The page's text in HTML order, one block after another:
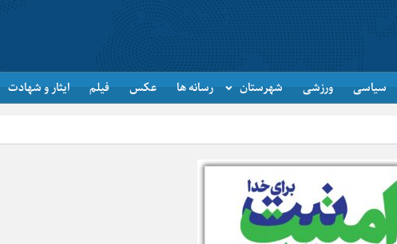
سیاسی ورزشی شهرستان رسانه ها عکس فیلم ایثار و شهادت
خبرنگاران،